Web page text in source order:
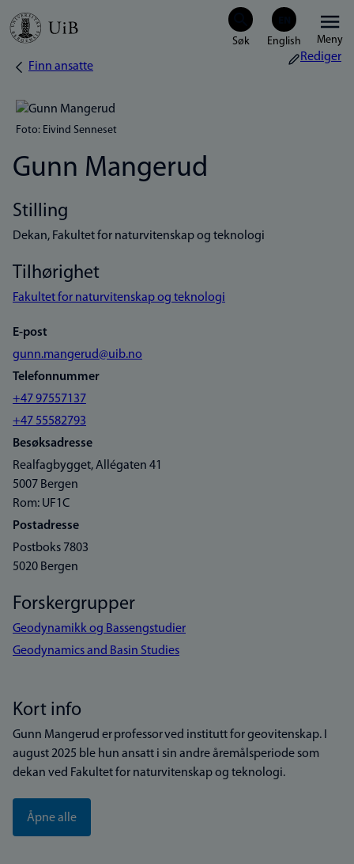
Hopp
Meny
Navigasjonssti
Finn ansatte
Rediger
Foto: Eivind Senneset
Gunn Mangerud
Stilling
Dekan, Fakultet for naturvitenskap og teknologi
Tilhørighet
Fakultet for naturvitenskap og teknologi
E-post
gunn.mangerud@uib.no
Telefonnummer
+47 97557137
+47 55582793
Besøksadresse
Realfagbygget, Allégaten 41
5007 Bergen
Rom: UF1C
Postadresse
Postboks 7803
5020 Bergen
Forskergrupper
Geodynamikk og Bassengstudier
Geodynamics and Basin Studies
Kort info
Gunn Mangerud er professor ved institutt for geovitenskap. I
august 2025 ble hun ansatt i sin andre åremålsperiode som
dekan ved Fakultet for naturvitenskap og teknologi.
Åpne alle